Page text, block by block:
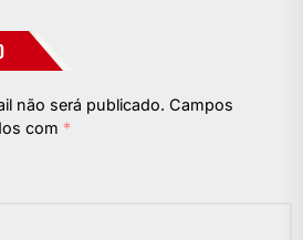
não será publicado. Campos
com *